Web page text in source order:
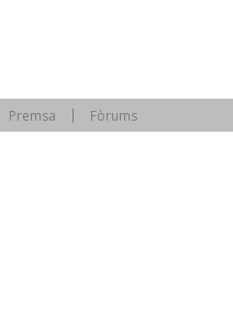
Premsa Fòrums